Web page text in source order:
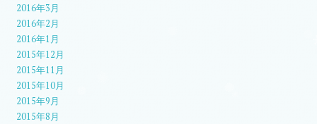
2016年3月
2016年2月
2016年1月
2015年12月
2015年11月
2015年10月
2015年9月
2015年8月